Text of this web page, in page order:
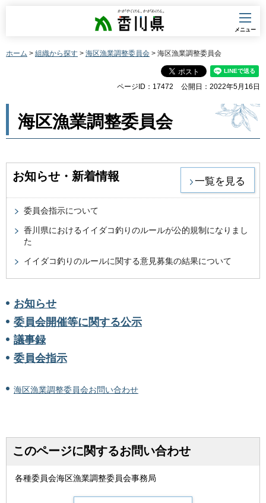
香川県
メニュー
ホーム > 組織から探す > 海区漁業調整委員会 > 海区漁業調整委員会
ページID：17472 公開日：2022年5月16日
海区漁業調整委員会
お知らせ・新着情報 一覧を見る
委員会指示について
香川県におけるイイダコ釣りのルールが公的規制になりまし
た
イイダコ釣りのルールに関する意見募集の結果について
お知らせ
委員会開催等に関する公示
議事録
委員会指示
海区漁業調整委員会お問い合わせ
このページに関するお問い合わせ
各種委員会海区漁業調整委員会事務局